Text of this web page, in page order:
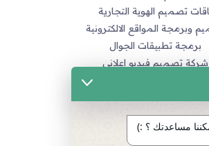
تصميم الهوية التجارية
وبرمجة المواقع الالكترونية
برمجة تطبيقات الجوال
شركة تصميم فيديو اعلاني
التسويق الالكتروني
متاجر زد و متاجر سله
مساعدتك ؟ :)